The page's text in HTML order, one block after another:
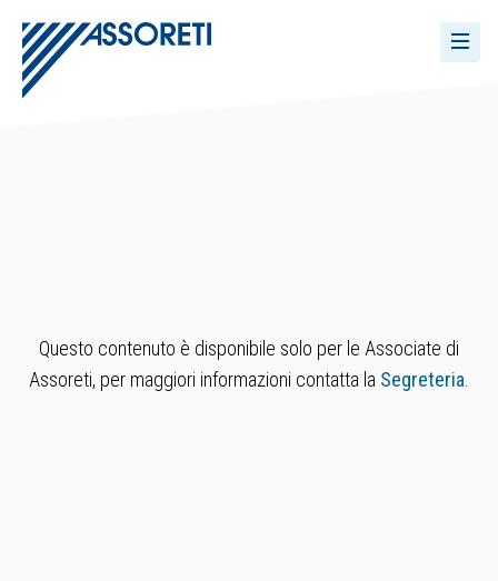
Questo contenuto è disponibile solo per le Associate di
Assoreti, per maggiori informazioni contatta la Segreteria